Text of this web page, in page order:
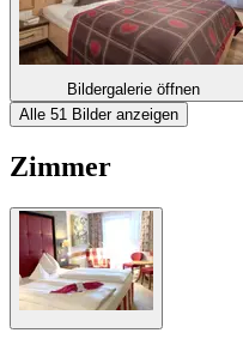
Bildergalerie öffnen
Alle 51 Bilder anzeigen
Zimmer